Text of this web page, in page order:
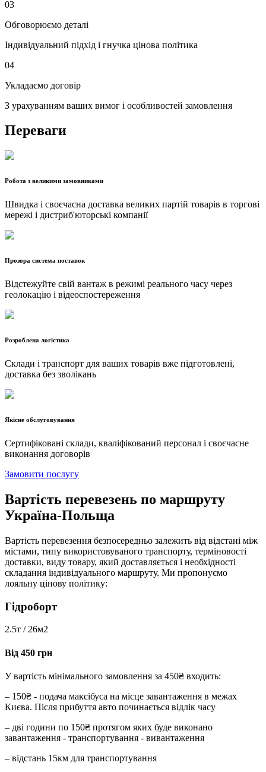
03
Обговорюємо деталі
Індивідуальний підхід і гнучка цінова політика
04
Укладаємо договір
З урахуванням ваших вимог і особливостей замовлення
Переваги
Робота з великими замовниками
Швидка і своєчасна доставка великих партій товарів в торгові
мережі і дистриб'юторські компанії
Прозора система поставок
Відстежуйте свій вантаж в режимі реального часу через
геолокацію і відеоспостереження
Розроблена логістика
Склади і транспорт для ваших товарів вже підготовлені,
доставка без зволікань
Якісне обслуговування
Сертифіковані склади, кваліфікований персонал і своєчасне
виконання договорів
Замовити послугу
Вартість перевезень по маршруту
Україна-Польща
Вартість перевезення безпосередньо залежить від відстані між
містами, типу використовуваного транспорту, терміновості
доставки, виду товару, який доставляється і необхідності
складання індивідуального маршруту. Ми пропонуємо
лояльну цінову політику:
Гідроборт
2.5т / 26м2
Від 450 грн
У вартість мінімального замовлення за 450₴ входить:
– 150₴ - подача максібуса на місце завантаження в межах
Києва. Після прибуття авто починається відлік часу
– дві години по 150₴ протягом яких буде виконано
завантаження - транспортування - вивантаження
– відстань 15км для транспортування